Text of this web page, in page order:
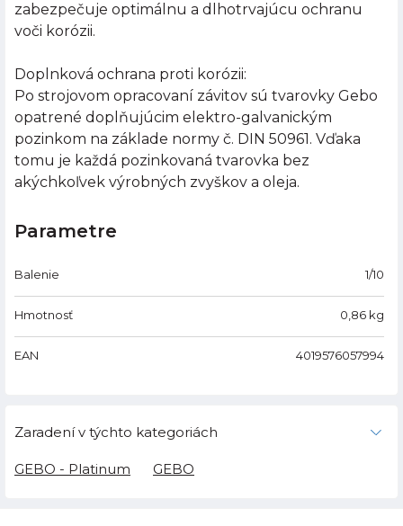
zabezpečuje optimálnu a dlhotrvajúcu ochranu
voči korózii.
Doplnková ochrana proti korózii:
Po strojovom opracovaní závitov sú tvarovky Gebo
opatrené doplňujúcim elektro-galvanickým
pozinkom na základe normy č. DIN 50961. Vďaka
tomu je každá pozinkovaná tvarovka bez
akýchkoľvek výrobných zvyškov a oleja.
Parametre
Balenie 1/10
Hmotnosť 0,86 kg
EAN 4019576057994
Zaradení v týchto kategoriách
GEBO - Platinum GEBO